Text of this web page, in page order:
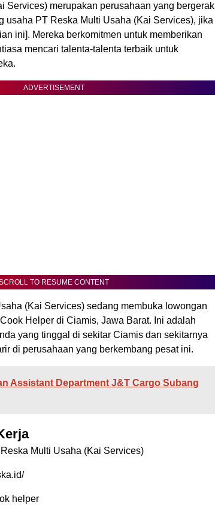
Services) merupakan perusahaan yang bergerak
usaha PT Reska Multi Usaha (Kai Services), jika
ini]. Mereka berkomitmen untuk memberikan
mencari talenta-talenta terbaik untuk
ADVERTISEMENT
TO RESUME CONTENT
(Kai Services) sedang membuka lowongan
Helper di Ciamis, Jawa Barat. Ini adalah
yang tinggal di sekitar Ciamis dan sekitarnya
di perusahaan yang berkembang pesat ini.
Assistant Department J&T Cargo Subang
Multi Usaha (Kai Services)
helper